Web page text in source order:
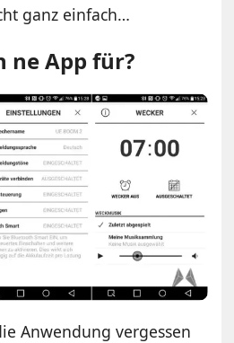
ganz einfach…
ne App für?
Anwendung vergessen